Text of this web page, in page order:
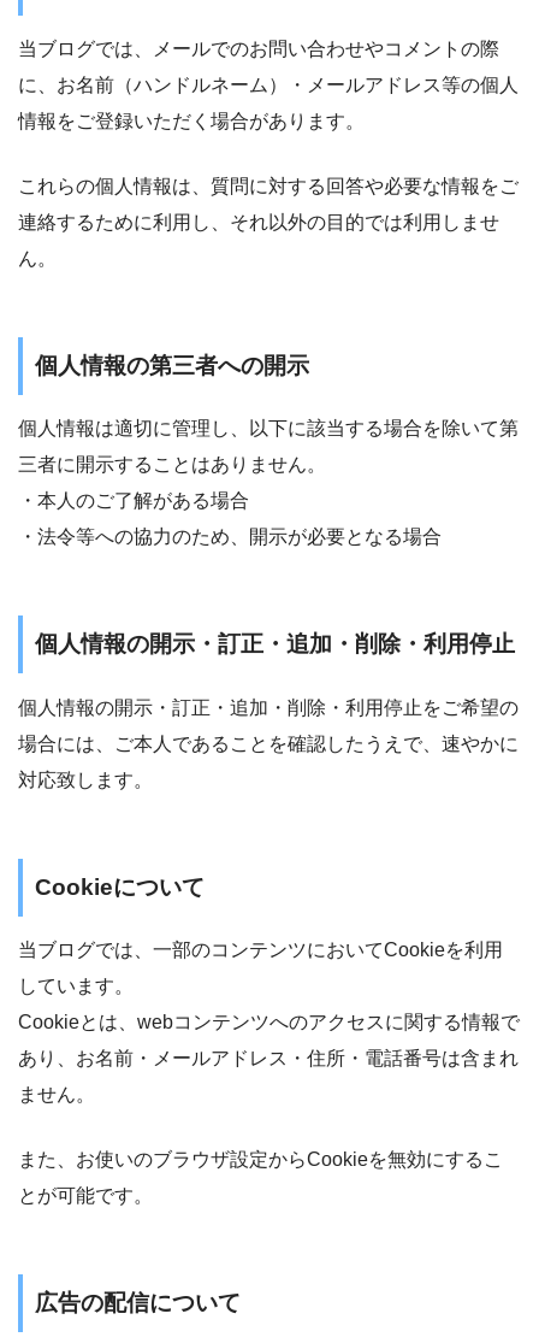
当ブログでは、メールでのお問い合わせやコメントの際
に、お名前（ハンドルネーム）・メールアドレス等の個人
情報をご登録いただく場合があります。
これらの個人情報は、質問に対する回答や必要な情報をご
連絡するために利用し、それ以外の目的では利用しませ
ん。
個人情報の第三者への開示
個人情報は適切に管理し、以下に該当する場合を除いて第
三者に開示することはありません。
・本人のご了解がある場合
・法令等への協力のため、開示が必要となる場合
個人情報の開示・訂正・追加・削除・利用停止
個人情報の開示・訂正・追加・削除・利用停止をご希望の
場合には、ご本人であることを確認したうえで、速やかに
対応致します。
Cookieについて
当ブログでは、一部のコンテンツにおいてCookieを利用
しています。
Cookieとは、webコンテンツへのアクセスに関する情報で
あり、お名前・メールアドレス・住所・電話番号は含まれ
ません。
また、お使いのブラウザ設定からCookieを無効にするこ
とが可能です。
広告の配信について